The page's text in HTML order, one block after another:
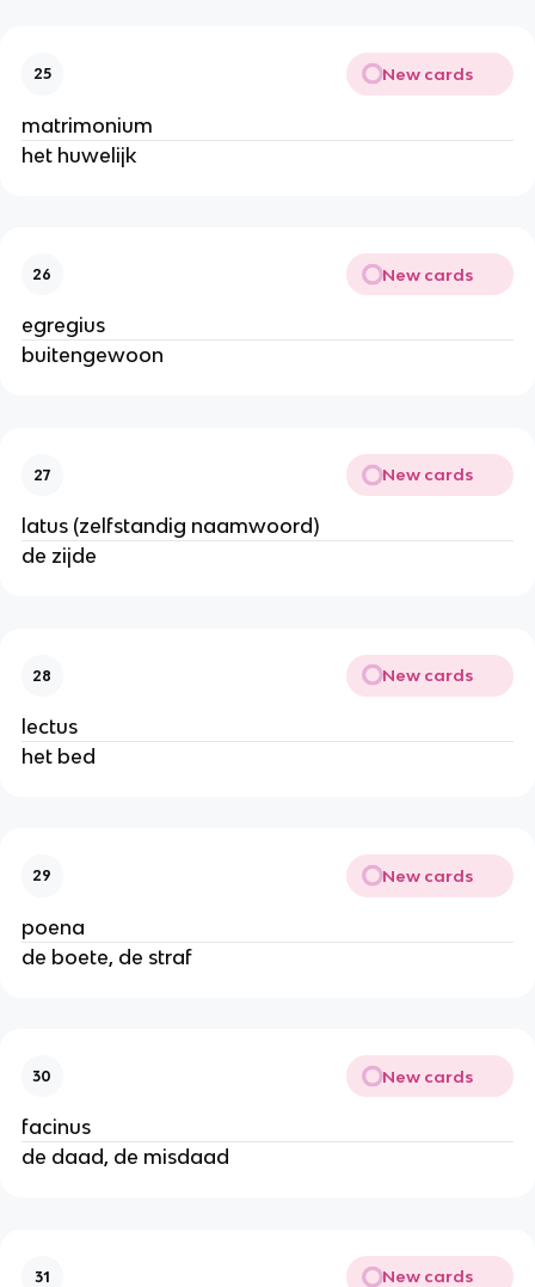
25 New cards
matrimonium
het huwelijk
26 New cards
egregius
buitengewoon
27 New cards
latus (zelfstandig naamwoord)
de zijde
28 New cards
lectus
het bed
29 New cards
poena
de boete, de straf
30 New cards
facinus
de daad, de misdaad
31 New cards